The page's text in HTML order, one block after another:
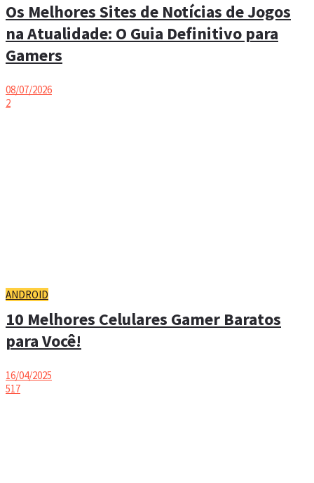
Os Melhores Sites de Notícias de Jogos
na Atualidade: O Guia Definitivo para
Gamers
08/07/2026
2
ANDROID
10 Melhores Celulares Gamer Baratos
para Você!
16/04/2025
517